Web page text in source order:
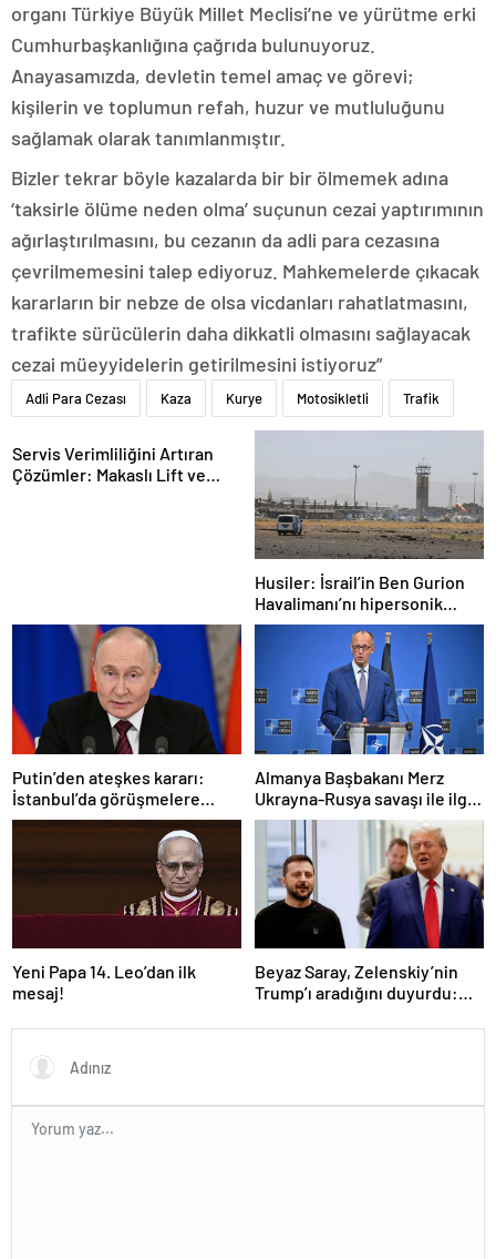
organı Türkiye Büyük Millet Meclisi’ne ve yürütme erki
Cumhurbaşkanlığına çağrıda bulunuyoruz.
Anayasamızda, devletin temel amaç ve görevi;
kişilerin ve toplumun refah, huzur ve mutluluğunu
sağlamak olarak tanımlanmıştır.
Bizler tekrar böyle kazalarda bir bir ölmemek adına
‘taksirle ölüme neden olma’ suçunun cezai yaptırımının
ağırlaştırılmasını, bu cezanın da adli para cezasına
çevrilmemesini talep ediyoruz. Mahkemelerde çıkacak
kararların bir nebze de olsa vicdanları rahatlatmasını,
trafikte sürücülerin daha dikkatli olmasını sağlayacak
cezai müeyyidelerin getirilmesini istiyoruz”
Adli Para Cezası Kaza Kurye Motosikletli Trafik
Servis Verimliliğini Artıran
Çözümler: Makaslı Lift ve
Husiler: İsrail’in Ben Gurion
Havalimanı’nı hipersonik
füzeyle hedef aldık
Putin’den ateşkes kararı:
İstanbul’da görüşmelere
başlamayı öneriyoruz
Almanya Başbakanı Merz
Ukrayna-Rusya savaşı ile ilgili
konuştu: “Top Moskova’nın
sahasında”
Yeni Papa 14. Leo’dan ilk
mesaj!
Beyaz Saray, Zelenskiy’nin
Trump’ı aradığını duyurdu:
oldu”